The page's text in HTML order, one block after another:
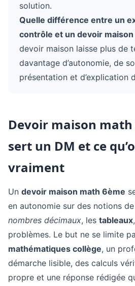
solution.
Quelle différence entre un
contrôle et un devoir maison
devoir maison laisse plus de
davantage d’autonomie, de
présentation et d’explication
Devoir maison math
sert un DM et ce
vraiment
Un devoir maison math 6ème
en autonomie sur des notions de
nombres décimaux, les tableaux
problèmes. Le but ne se limite
mathématiques collège, un
démarche lisible, des calculs
propre et une réponse rédigée